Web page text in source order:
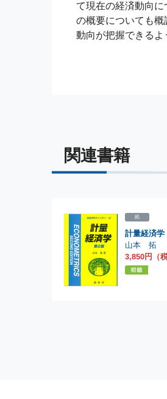
て現在の経済動向
の概要についても
動向が把握できるよ
関連書籍
紙
計量経済
山本 拓
3,850円（税